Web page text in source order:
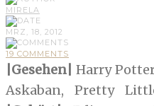
MIRELA
MRZ, 18, 2012
19 COMMENTS
|Gesehen| Harry
Askaban, Pretty